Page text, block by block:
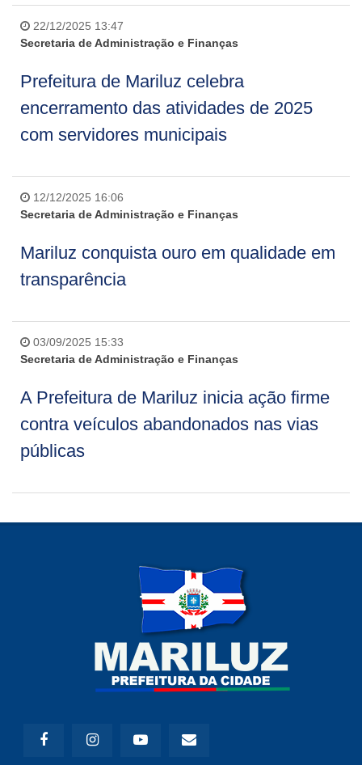
22/12/2025 13:47
Secretaria de Administração e Finanças
Prefeitura de Mariluz celebra
encerramento das atividades de 2025
com servidores municipais
12/12/2025 16:06
Secretaria de Administração e Finanças
Mariluz conquista ouro em qualidade em
transparência
03/09/2025 15:33
Secretaria de Administração e Finanças
A Prefeitura de Mariluz inicia ação firme
contra veículos abandonados nas vias
públicas